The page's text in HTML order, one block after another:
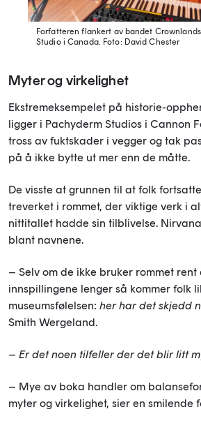
Forfatteren flankert av bandet
Studio i Canada. Foto: David Chester
Myter og virkelighet
Ekstremeksempelet på historie-
ligger i Pachyderm Studios i Cannon
tross av fuktskader i vegger og tak
på å ikke bytte ut mer enn de måtte.
De visste at grunnen til at folk
treverket i rommet, der viktige verk i
nittitallet hadde sin tilblivelse.
blant navnene.
– Selv om de ikke bruker rommet rent
innspillingene lenger så kommer folk
museumsfølelsen: her har det skjedd
Smith Wergeland.
– Er det noen tilfeller der det blir litt
– Mye av boka handler om
myter og virkelighet, sier en smilende